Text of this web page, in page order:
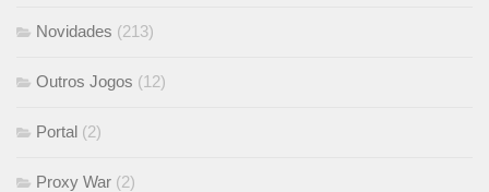
Novidades (213)
Outros Jogos (12)
Portal (2)
Proxy War (2)